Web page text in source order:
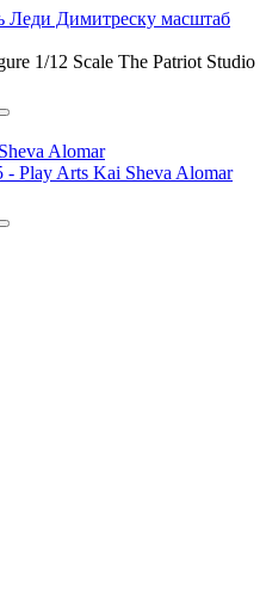
Леди Димитреску масштаб
1/12 Scale The Patriot Studio
- Play Arts Kai Sheva Alomar